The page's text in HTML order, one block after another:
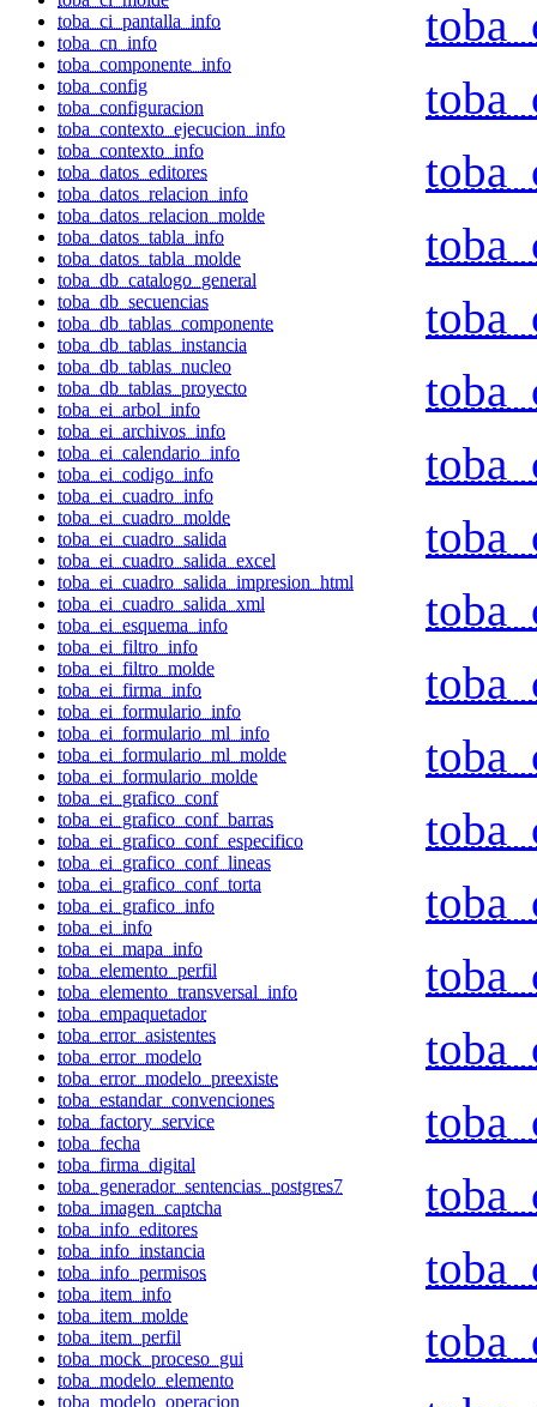
toba_ci_pantalla_info
toba_cn_info
toba_componente_info
toba_config
toba_configuracion
toba_contexto_ejecucion_info
toba_contexto_info
toba_datos_editores
toba_datos_relacion_info
toba_datos_relacion_molde
toba_datos_tabla_info
toba_datos_tabla_molde
toba_db_catalogo_general
toba_db_secuencias
toba_db_tablas_componente
toba_db_tablas_instancia
toba_db_tablas_nucleo
toba_db_tablas_proyecto
toba_ei_arbol_info
toba_ei_archivos_info
toba_ei_calendario_info
toba_ei_codigo_info
toba_ei_cuadro_info
toba_ei_cuadro_molde
toba_ei_cuadro_salida
toba_ei_cuadro_salida_excel
toba_ei_cuadro_salida_impresion_html
toba_ei_cuadro_salida_xml
toba_ei_esquema_info
toba_ei_filtro_info
toba_ei_filtro_molde
toba_ei_firma_info
toba_ei_formulario_info
toba_ei_formulario_ml_info
toba_ei_formulario_ml_molde
toba_ei_formulario_molde
toba_ei_grafico_conf
toba_ei_grafico_conf_barras
toba_ei_grafico_conf_especifico
toba_ei_grafico_conf_lineas
toba_ei_grafico_conf_torta
toba_ei_grafico_info
toba_ei_info
toba_ei_mapa_info
toba_elemento_perfil
toba_elemento_transversal_info
toba_empaquetador
toba_error_asistentes
toba_error_modelo
toba_error_modelo_preexiste
toba_estandar_convenciones
toba_factory_service
toba_fecha
toba_firma_digital
toba_generador_sentencias_postgres7
toba_imagen_captcha
toba_info_editores
toba_info_instancia
toba_info_permisos
toba_item_info
toba_item_molde
toba_item_perfil
toba_mock_proceso_gui
toba_modelo_elemento
toba_modelo_operacion